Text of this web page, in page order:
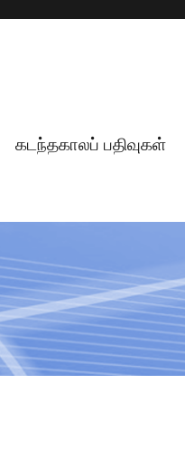
கடந்தகாலப் பதிவுகள்